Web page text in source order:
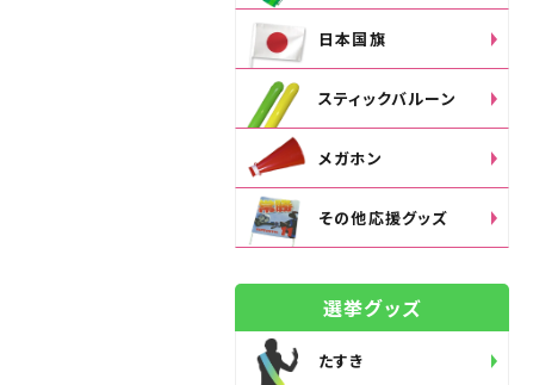
日本国旗
スティックバルーン
メガホン
その他応援グッズ
選挙グッズ
たすき